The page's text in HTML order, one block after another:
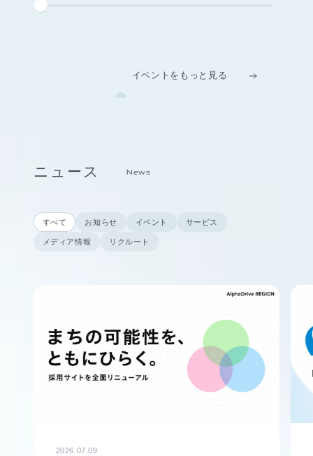
イベントをもっと見る
ニュース News
すべて お知らせ イベント サービス
メディア情報 リクルート
2026.07.09